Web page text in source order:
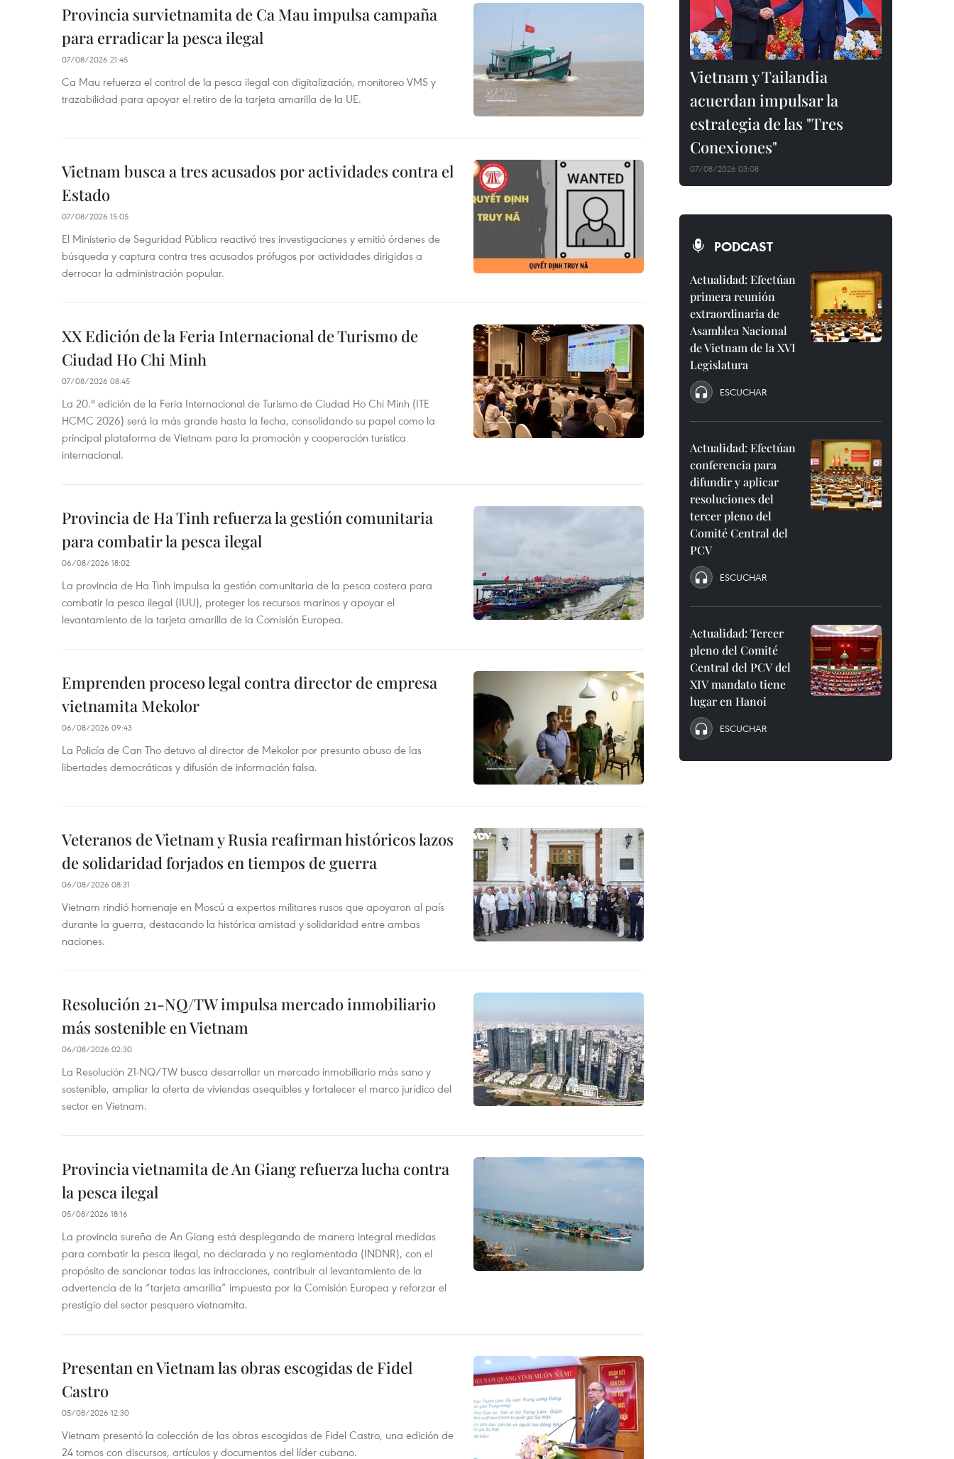
Provincia survietnamita de Ca Mau impulsa campaña
para erradicar la pesca ilegal
07/08/2026 21:45
Ca Mau refuerza el control de la pesca ilegal con digitalización, monitoreo VMS y
trazabilidad para apoyar el retiro de la tarjeta amarilla de la UE.
Vietnam busca a tres acusados por actividades contra el
Estado
07/08/2026 15:05
El Ministerio de Seguridad Pública reactivó tres investigaciones y emitió órdenes de
búsqueda y captura contra tres acusados prófugos por actividades dirigidas a
derrocar la administración popular.
XX Edición de la Feria Internacional de Turismo de
Ciudad Ho Chi Minh
07/08/2026 08:45
La 20.ª edición de la Feria Internacional de Turismo de Ciudad Ho Chi Minh (ITE
HCMC 2026) será la más grande hasta la fecha, consolidando su papel como la
principal plataforma de Vietnam para la promoción y cooperación turística
internacional.
Provincia de Ha Tinh refuerza la gestión comunitaria
para combatir la pesca ilegal
06/08/2026 18:02
La provincia de Ha Tinh impulsa la gestión comunitaria de la pesca costera para
combatir la pesca ilegal (IUU), proteger los recursos marinos y apoyar el
levantamiento de la tarjeta amarilla de la Comisión Europea.
Emprenden proceso legal contra director de empresa
vietnamita Mekolor
06/08/2026 09:43
La Policía de Can Tho detuvo al director de Mekolor por presunto abuso de las
libertades democráticas y difusión de información falsa.
Veteranos de Vietnam y Rusia reafirman históricos lazos
de solidaridad forjados en tiempos de guerra
06/08/2026 08:31
Vietnam rindió homenaje en Moscú a expertos militares rusos que apoyaron al país
durante la guerra, destacando la histórica amistad y solidaridad entre ambas
naciones.
Resolución 21-NQ/TW impulsa mercado inmobiliario
más sostenible en Vietnam
06/08/2026 02:30
La Resolución 21-NQ/TW busca desarrollar un mercado inmobiliario más sano y
sostenible, ampliar la oferta de viviendas asequibles y fortalecer el marco jurídico del
sector en Vietnam.
Provincia vietnamita de An Giang refuerza lucha contra
la pesca ilegal
05/08/2026 18:16
La provincia sureña de An Giang está desplegando de manera integral medidas
para combatir la pesca ilegal, no declarada y no reglamentada (INDNR), con el
propósito de sancionar todas las infracciones, contribuir al levantamiento de la
advertencia de la “tarjeta amarilla” impuesta por la Comisión Europea y reforzar el
prestigio del sector pesquero vietnamita.
Presentan en Vietnam las obras escogidas de Fidel
Castro
05/08/2026 12:30
Vietnam presentó la colección de las obras escogidas de Fidel Castro, una edición de
24 tomos con discursos, artículos y documentos del líder cubano.
Vietnam y Tailandia
acuerdan impulsar la
estrategia de las "Tres
Conexiones"
07/08/2026 03:08
PODCAST
Actualidad: Efectúan
primera reunión
extraordinaria de
Asamblea Nacional
de Vietnam de la XVI
Legislatura
ESCUCHAR
Actualidad: Efectúan
conferencia para
difundir y aplicar
resoluciones del
tercer pleno del
Comité Central del
PCV
ESCUCHAR
Actualidad: Tercer
pleno del Comité
Central del PCV del
XIV mandato tiene
lugar en Hanoi
ESCUCHAR